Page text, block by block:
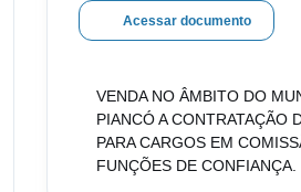
Acessar documento
VENDA NO ÂMBITO DO
PIANCÓ A CONTRATAÇÃO
PARA CARGOS EM
FUNÇÕES DE CONFIANÇA.